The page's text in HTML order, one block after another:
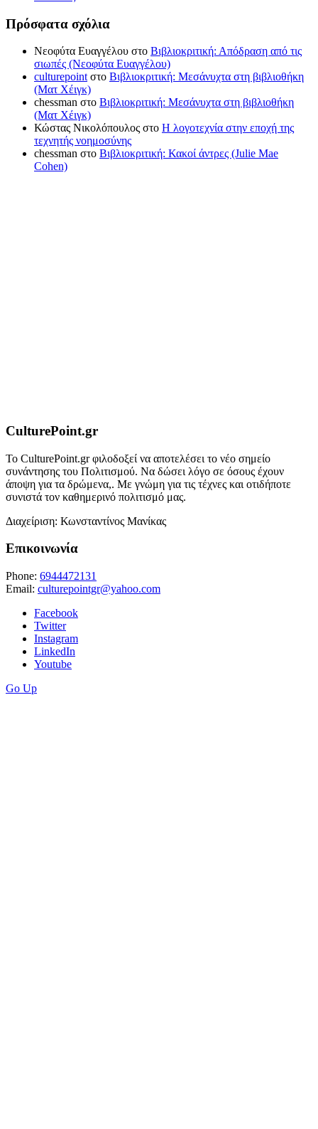
Πρόσφατα σχόλια
Νεοφύτα Ευαγγέλου στο Βιβλιοκριτική: Απόδραση από τις
σιωπές (Νεοφύτα Ευαγγέλου)
culturepoint στο Βιβλιοκριτική: Μεσάνυχτα στη βιβλιοθήκη
(Ματ Χέιγκ)
chessman στο Βιβλιοκριτική: Μεσάνυχτα στη βιβλιοθήκη
(Ματ Χέιγκ)
Κώστας Νικολόπουλος στο Η λογοτεχνία στην εποχή της
τεχνητής νοημοσύνης
chessman στο Βιβλιοκριτική: Κακοί άντρες (Julie Mae
Cohen)
CulturePoint.gr
Το CulturePoint.gr φιλοδοξεί να αποτελέσει το νέο σημείο
συνάντησης του Πολιτισμού. Να δώσει λόγο σε όσους έχουν
άποψη για τα δρώμενα,. Με γνώμη για τις τέχνες και οτιδήποτε
συνιστά τον καθημερινό πολιτισμό μας.
Διαχείριση: Κωνσταντίνος Μανίκας
Επικοινωνία
Phone: 6944472131
Email: culturepointgr@yahoo.com
Facebook
Twitter
Instagram
LinkedIn
Youtube
Go Up